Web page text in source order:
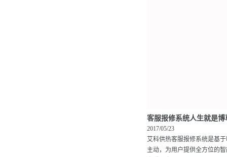
客服报修系统人生就是
2017/05/23
艾科供热客服报修系统是基
主动，为用户提供全方位的